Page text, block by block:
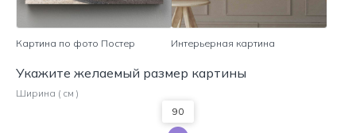
Картина по фото Постер Интерьерная картина
Укажите желаемый размер картины
Ширина ( см )
90